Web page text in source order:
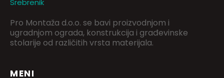
Pro Montaža d.o.o. se bavi proizvodnjom i
ugradnjom ograda, konstrukcija i građevinske
stolarije od različitih vrsta materijala.
MENI